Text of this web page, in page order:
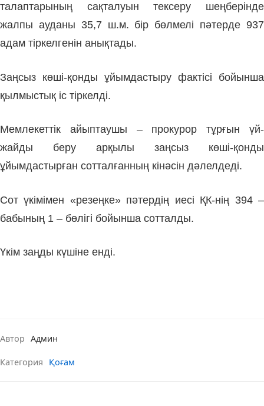
талаптарының сақталуын тексеру шеңберінде
жалпы ауданы 35,7 ш.м. бір бөлмелі пәтерде 937
адам тіркелгенін анықтады.
Заңсыз көші-қонды ұйымдастыру фактісі бойынша
қылмыстық іс тіркелді.
Мемлекеттік айыптаушы – прокурор тұрғын үй-
жайды беру арқылы заңсыз көші-қонды
ұйымдастырған сотталғанның кінәсін дәлелдеді.
Сот үкімімен «резеңке» пәтердің иесі ҚК-нің 394 –
бабының 1 – бөлігі бойынша сотталды.
Үкім заңды күшіне енді.
Автор Админ
Категория Қоғам